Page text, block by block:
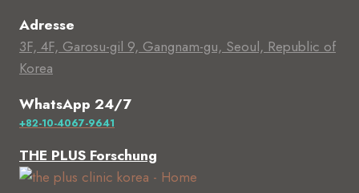
Adresse
3F, 4F, Garosu-gil 9, Gangnam-gu, Seoul, Republic of
Korea
WhatsApp 24/7
+82-10-4067-9641
THE PLUS Forschung